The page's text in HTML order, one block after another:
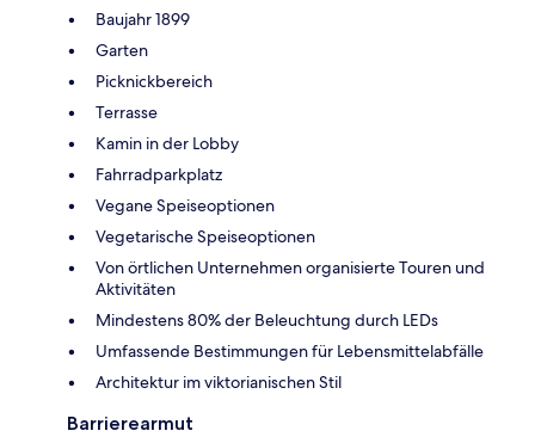
Baujahr 1899
Garten
Picknickbereich
Terrasse
Kamin in der Lobby
Fahrradparkplatz
Vegane Speiseoptionen
Vegetarische Speiseoptionen
Von örtlichen Unternehmen organisierte Touren und
Aktivitäten
Mindestens 80% der Beleuchtung durch LEDs
Umfassende Bestimmungen für Lebensmittelabfälle
Architektur im viktorianischen Stil
Barrierearmut